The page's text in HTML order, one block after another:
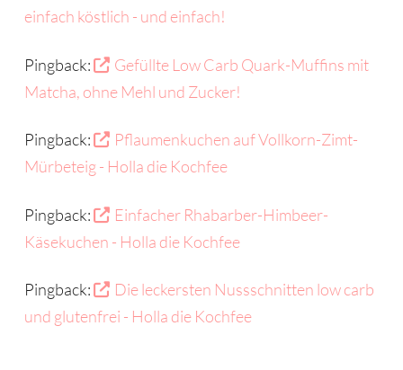
einfach köstlich - und einfach!
Pingback:
Gefüllte Low Carb Quark-Muffins mit
Matcha, ohne Mehl und Zucker!
Pingback:
Pflaumenkuchen auf Vollkorn-Zimt-
Mürbeteig - Holla die Kochfee
Pingback:
Einfacher Rhabarber-Himbeer-
Käsekuchen - Holla die Kochfee
Pingback:
Die leckersten Nussschnitten low carb
und glutenfrei - Holla die Kochfee